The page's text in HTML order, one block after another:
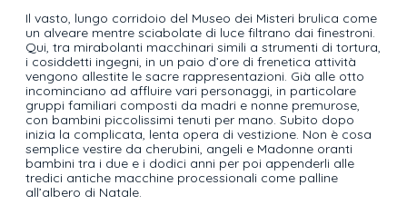
Il vasto, lungo corridoio del Museo dei Misteri brulica come
un alveare mentre sciabolate di luce filtrano dai finestroni.
Qui, tra mirabolanti macchinari simili a strumenti di tortura,
i cosiddetti ingegni, in un paio d’ore di frenetica attività
vengono allestite le sacre rappresentazioni. Già alle otto
incominciano ad affluire vari personaggi, in particolare
gruppi familiari composti da madri e nonne premurose,
con bambini piccolissimi tenuti per mano. Subito dopo
inizia la complicata, lenta opera di vestizione. Non è cosa
semplice vestire da cherubini, angeli e Madonne oranti
bambini tra i due e i dodici anni per poi appenderli alle
tredici antiche macchine processionali come palline
all’albero di Natale.